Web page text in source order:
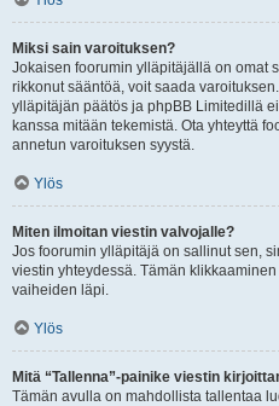
Miksi sain varoituksen?
Jokaisen foorumin ylläpitäjällä on omat
rikkonut sääntöä, voit saada
ylläpitäjän päätös ja phpBB Limitedillä
kanssa mitään tekemistä. Ota yhteyttä
annetun varoituksen syystä.
Ylös
Miten ilmoitan viestin valvojalle?
Jos foorumin ylläpitäjä on sallinut sen,
viestin yhteydessä. Tämän
vaiheiden läpi.
Ylös
Mitä “Tallenna”-painike viestin
Tämän avulla on mahdollista tallentaa